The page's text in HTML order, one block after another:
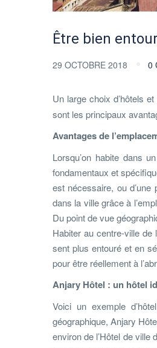
Être bien
29 OCTOBRE 2018 0
Un large choix d’hôtels
sont les principaux
Avantages de
Lorsqu’on habite dans
fondamentaux et
est nécessaire, ou
dans la ville grâce à
Du point de vue
Habiter au centre-ville
sent plus entouré et en
pour être réellement à
Anjary Hôtel : un hôtel
Voici un exemple
géographique, Anjary
environ de l’Hôtel de